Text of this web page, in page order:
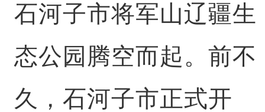
石河子市将军山辽疆生
态公园腾空而起。前不
久，石河子市正式开